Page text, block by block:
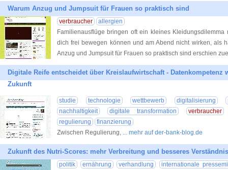
Warum Anzug und Jumpsuit für Frauen so praktisch sind
verbraucher
allergien
Familienausflüge bringen oft ein kleines
dich frei bewegen können und am Abend nicht wirken, als
Anzug und Jumpsuit für Frauen so praktisch sind erschien
Digitale Reife entscheidet über Kreislaufwirtschaft - Datenkompetenz
Zukunft
studie technologie wettbewerb digitalisierung
nachhaltigkeit
digitale transformation
verbraucher
regulierung
finanzierung
Zwischen Regulierung, ... mehr auf der-bank-blog.de
Zukunft des Nutri-Scores: mehr Verbreitung und besseres
politik ernährung verhandlung
internationale